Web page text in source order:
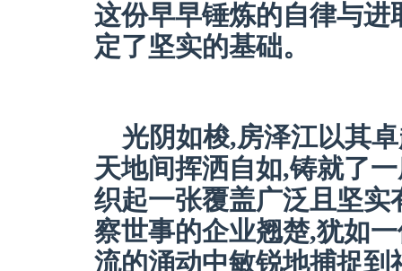
这份早早锤炼的自律与
定了坚实的基础。
光阴如梭,房泽江以其
天地间挥洒自如,铸就了
织起一张覆盖广泛且坚
察世事的企业翘楚,犹如
流的涌动中敏锐地捕捉